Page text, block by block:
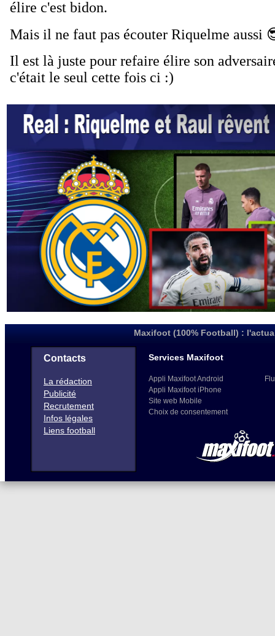
Maxifoot (100% Football) :
Contacts
La rédaction
Publicité
Recrutement
Infos légales
Liens football
Services Maxifoot
Appli Maxifoot Android
Appli Maxifoot iPhone
Site web Mobile
Choix de consentement